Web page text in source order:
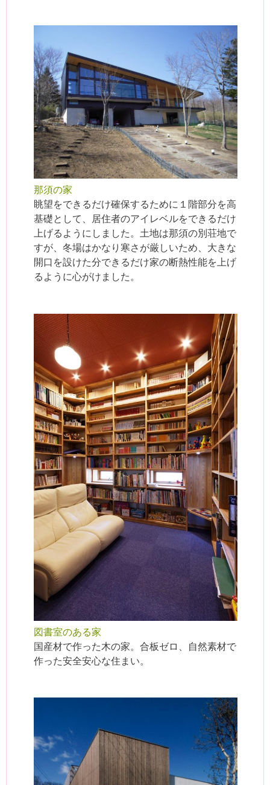
那須の家
眺望をできるだけ確保するために１階部分を高
基礎として、居住者のアイレベルをできるだけ
上げるようにしました。土地は那須の別荘地で
すが、冬場はかなり寒さが厳しいため、大きな
開口を設けた分できるだけ家の断熱性能を上げ
るように心がけました。
図書室のある家
国産材で作った木の家。合板ゼロ、自然素材で
作った安全安心な住まい。